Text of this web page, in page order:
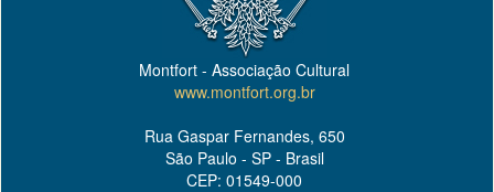
Montfort - Associação Cultural
www.montfort.org.br
Rua Gaspar Fernandes, 650
São Paulo - SP - Brasil
CEP: 01549-000